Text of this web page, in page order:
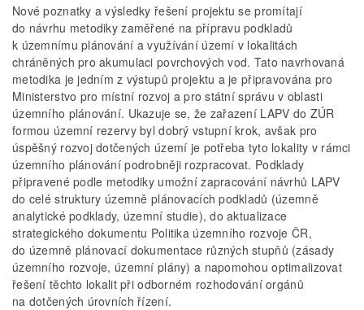
Nové poznatky a výsledky řešení projektu se promítají
do návrhu metodiky zaměřené na přípravu podkladů
k územnímu plánování a využívání území v lokalitách
chráněných pro akumulaci povrchových vod. Tato navrhovaná
metodika je jedním z výstupů projektu a je připravována pro
Ministerstvo pro místní rozvoj a pro státní správu v oblasti
územního plánování. Ukazuje se, že zařazení LAPV do ZÚR
formou územní rezervy byl dobrý vstupní krok, avšak pro
úspěšný rozvoj dotčených území je potřeba tyto lokality v rámci
územního plánování podrobněji rozpracovat. Podklady
připravené podle metodiky umožní zapracování návrhů LAPV
do celé struktury územně plánovacích podkladů (územně
analytické podklady, územní studie), do aktualizace
strategického dokumentu Politika územního rozvoje ČR,
do územně plánovací dokumentace různých stupňů (zásady
územního rozvoje, územní plány) a napomohou optimalizovat
řešení těchto lokalit při odborném rozhodování orgánů
na dotčených úrovních řízení.